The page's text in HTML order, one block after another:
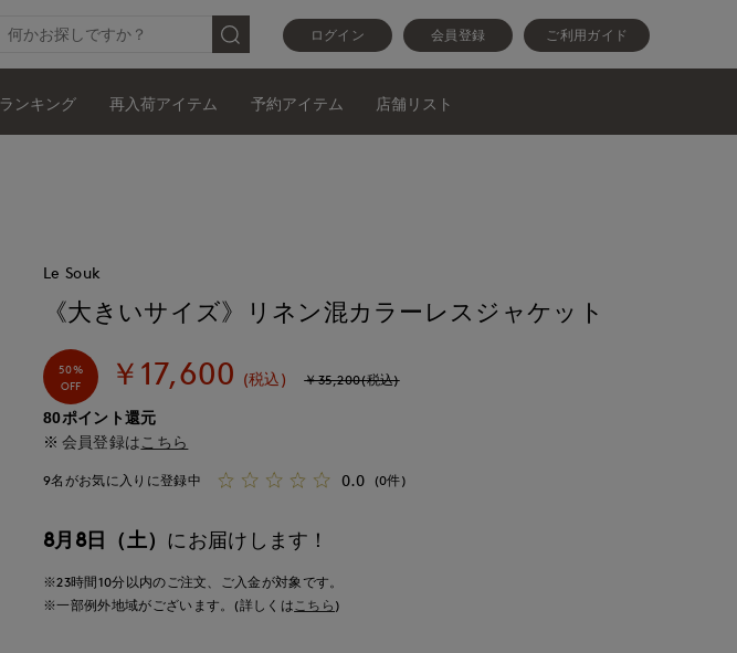
ログイン 会員登録 ご利用ガイド
ランキング 再入荷アイテム 予約アイテム 店舗リスト
Le Souk
《大きいサイズ》リネン混カラーレスジャケット
50%
OFF
￥17,600 (税込) ￥35,200(税込)
80ポイント還元
会員登録は こちら
9名がお気に入りに登録中 0.0 (0件)
8月8日（土） にお届けします！
※23時間10分以内のご注文、ご入金が対象です。
※一部例外地域がございます。(詳しくはこちら )